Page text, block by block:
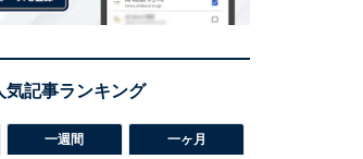
一週間 一ヶ月